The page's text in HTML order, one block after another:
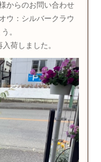
からのお問い合わせ
ウ：シルバークラウ
。
荷しました。